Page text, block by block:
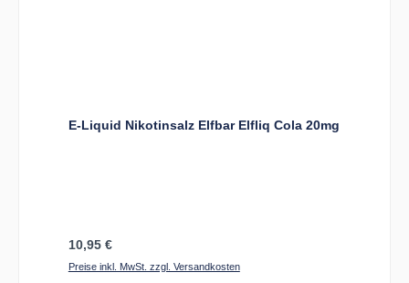
E-Liquid Nikotinsalz Elfbar Elfliq Cola 20mg
Regulärer Preis:
10,95 €
Preise inkl. MwSt. zzgl. Versandkosten